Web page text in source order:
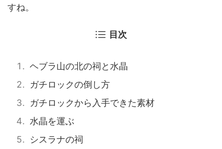
すね。
目次
ヘブラ山の北の祠と水晶
ガチロックの倒し方
ガチロックから入手できた素材
水晶を運ぶ
シスラナの祠